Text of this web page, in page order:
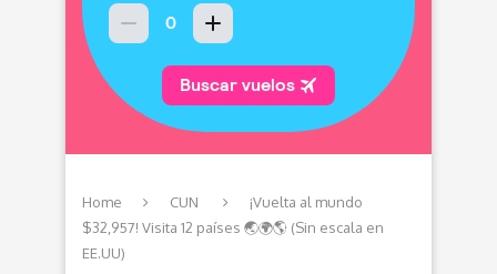
Home CUN
¡Vuelta al mundo
$32,957! Visita 12 países 🌏🌍🌎 (Sin escala en
EE.UU)